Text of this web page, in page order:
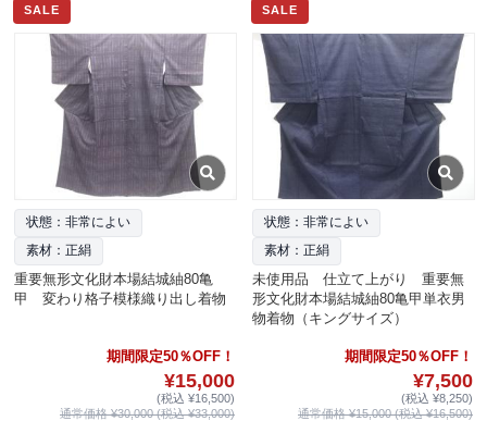
SALE
状態：非常によい
素材：正絹
重要無形文化財本場結城紬80亀
甲 変わり格子模様織り出し着物
期間限定50％OFF！
¥15,000
(税込 ¥16,500)
通常価格 ¥30,000 (税込 ¥33,000)
SALE
状態：非常によい
素材：正絹
未使用品 仕立て上がり 重要無
形文化財本場結城紬80亀甲単衣男
物着物（キングサイズ）
期間限定50％OFF！
¥7,500
(税込 ¥8,250)
通常価格 ¥15,000 (税込 ¥16,500)